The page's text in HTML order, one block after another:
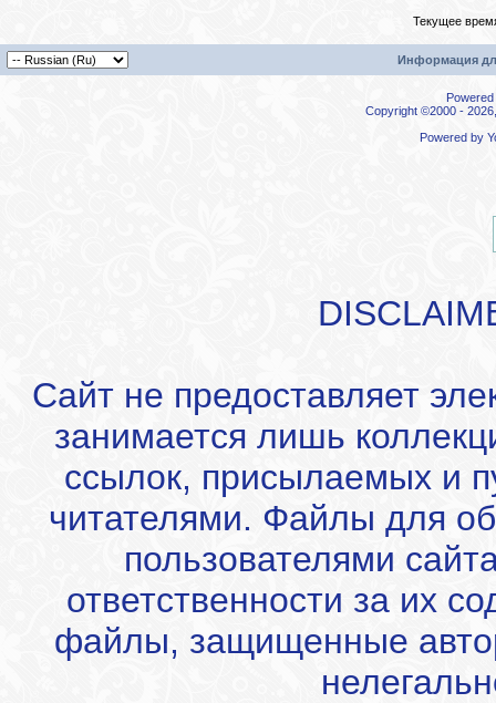
Текущее
Информация
Copyright ©2000 -
Powered by
Сайт не предоставляет
занимается лишь
ссылок, присылаемых и
читателями. Файлы для
пользователями
ответственности за их
файлы, защищенные